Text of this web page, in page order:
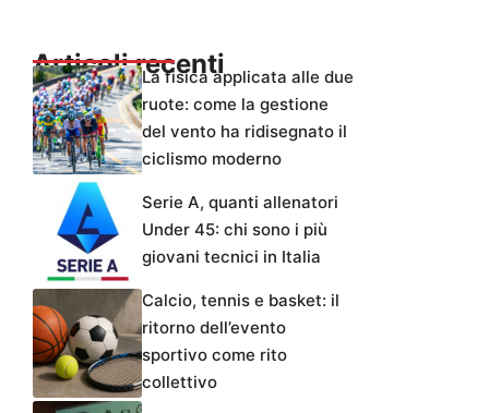
Articoli recentiLa fisica applicata alle due
ruote: come la gestione
del vento ha ridisegnato il
ciclismo moderno
Serie A, quanti allenatori
Under 45: chi sono i più
giovani tecnici in Italia
Calcio, tennis e basket: il
ritorno dell’evento
sportivo come rito
collettivo